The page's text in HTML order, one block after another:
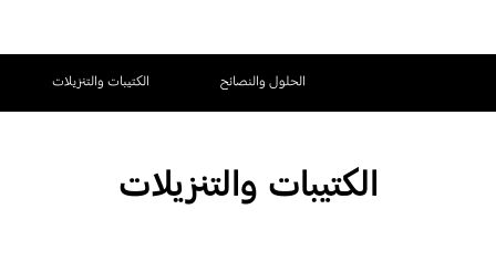
الحلول والنصائح الكتيبات والتنزيلات
الكتيبات والتنزيلات